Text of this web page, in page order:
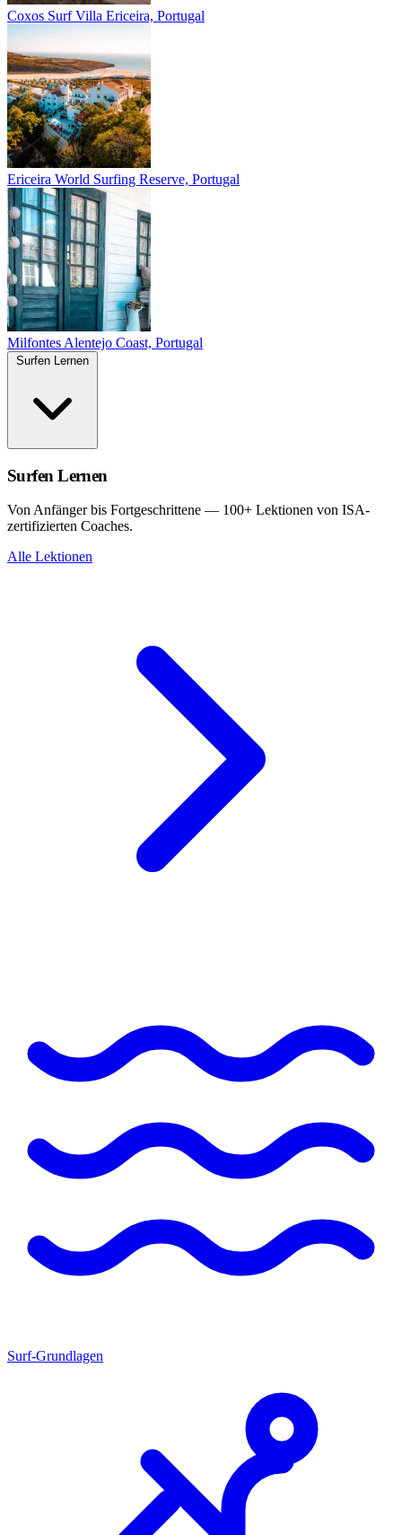
Coxos Surf Villa Ericeira, Portugal
Ericeira World Surfing Reserve, Portugal
Milfontes Alentejo Coast, Portugal
Surfen Lernen
Von Anfänger bis Fortgeschrittene — 100+ Lektionen von ISA-
zertifizierten Coaches.
Alle Lektionen
Surf-Grundlagen